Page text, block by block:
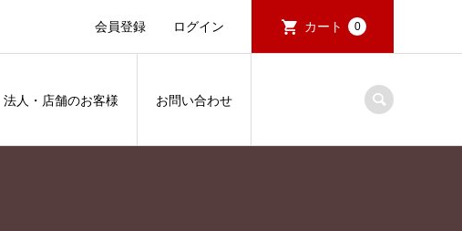
会員登録 ログイン カート 0
法人・店舗のお客様 お問い合わせ